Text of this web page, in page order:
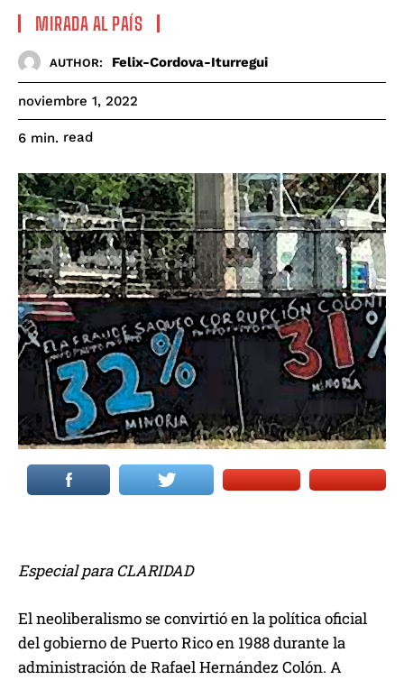
MIRADA AL PAÍS
AUTHOR: Felix-Cordova-Iturregui
noviembre 1, 2022
6 min. read
Especial para CLARIDAD
El neoliberalismo se convirtió en la política oficial
del gobierno de Puerto Rico en 1988 durante la
administración de Rafael Hernández Colón. A